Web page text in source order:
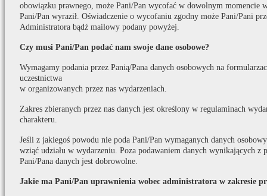
obowiązku prawnego, może Pani/Pan wycofać w dowolnym momencie
Pani/Pan wyraził. Oświadczenie o wycofaniu zgodny może Pani/Pani
Administratora bądź mailowy podany powyżej.
Czy musi Pani/Pan podać nam swoje dane osobowe?
Wymagamy podania przez Panią/Pana danych osobowych na
uczestnictwa
w organizowanych przez nas wydarzeniach.
Zakres zbieranych przez nas danych jest określony w regulaminach
charakteru.
Jeśli z jakiegoś powodu nie poda Pani/Pan wymaganych danych
wziąć udziału w wydarzeniu. Poza podawaniem danych wynikających z
Pani/Pana danych jest dobrowolne.
Jakie ma Pani/Pan uprawnienia wobec administratora w zakresie